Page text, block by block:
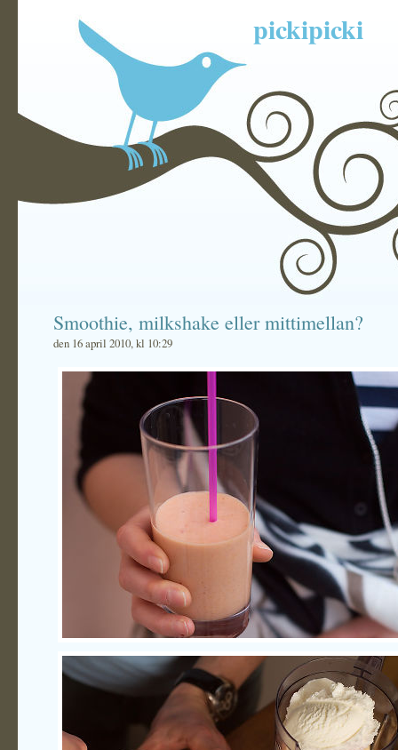
pickipicki
Smoothie, milkshake eller mittimellan?
den 16 april 2010, kl 10:29